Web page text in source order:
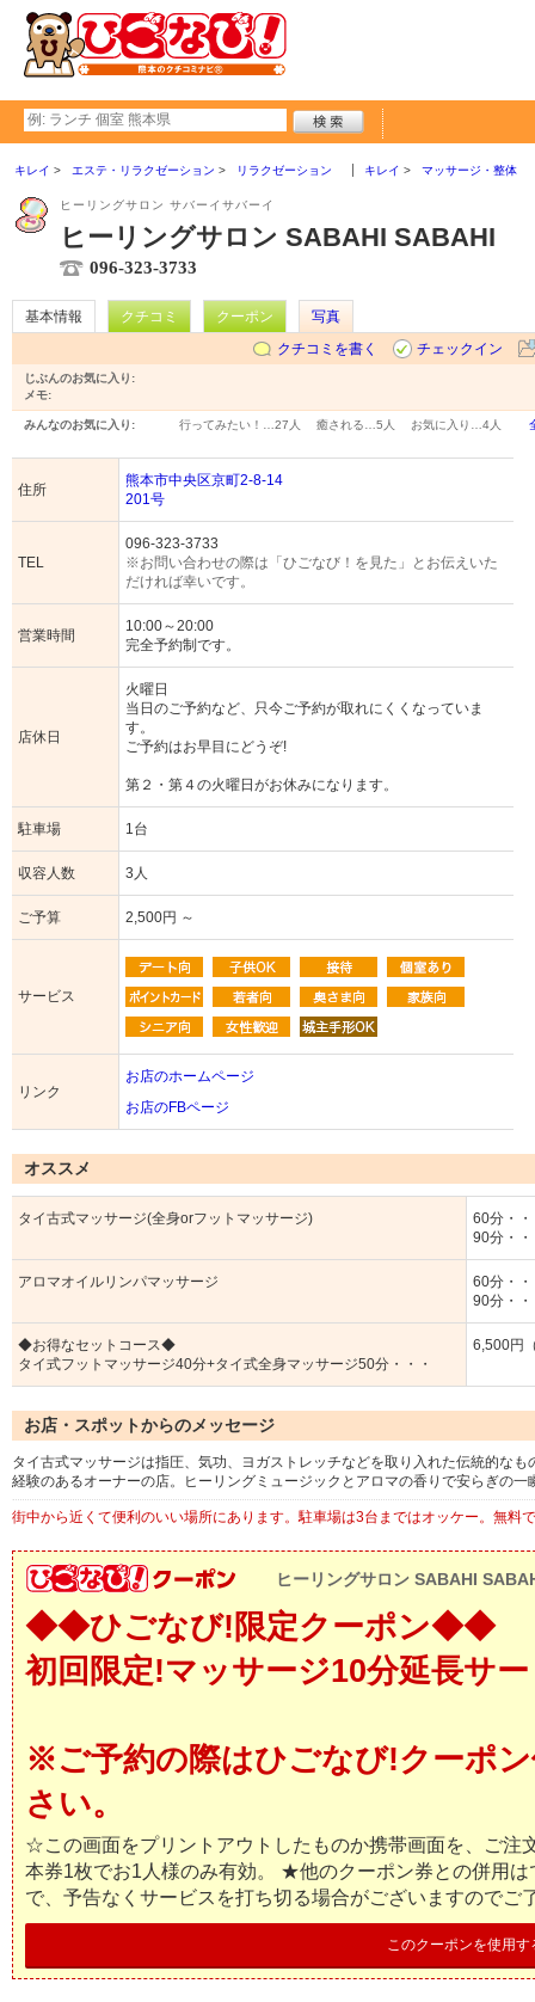
キレイ エステ・リラクゼーション リラクゼーション キレイ マッサージ・整体
ヒーリングサロン サバーイサバーイ
ヒーリングサロン SABAHI SABAHI
096-323-3733
基本情報 クチコミ クーポン
写真
クチコミを書く
チェックイン
じぶんのお気に入り:
メモ:
みんなのお気に入り: 行ってみたい！… 27人 癒される… 5人 お気に入り… 4人
住所
熊本市中央区京町2-8-14
201号
TEL
096-323-3733
※お問い合わせの際は「ひごなび！を見た」とお伝えいた
だければ幸いです。
営業時間
10:00～20:00
完全予約制です。
店休日
火曜日
当日のご予約など、只今ご予約が取れにくくなっていま
す。
ご予約はお早目にどうぞ!
第２・第４の火曜日がお休みになります。
駐車場 1台
収容人数 3人
ご予算 2,500円 ～
サービス
リンク
お店のホームページ
お店のFBページ
オススメ
タイ古式マッサージ(全身orフットマッサージ)
60分・
90分・
アロマオイルリンパマッサージ
60分・
90分・
◆お得なセットコース◆
タイ式フットマッサージ40分+タイ式全身マッサージ50分・・・
6,500円
お店・スポットからのメッセージ
タイ古式マッサージは指圧、気功、ヨガストレッチなどを取り入れた伝統的な
経験のあるオーナーの店。ヒーリングミュージックとアロマの香りで安らぎの
街中から近くて便利のいい場所にあります。駐車場は3台まではオッケー。
ヒーリングサロン SABAHI
◆◆ひごなび!限定クーポン◆◆
初回限定!マッサージ10分延長サ
※ご予約の際はひごなび!クーポ
さい。
☆この画面をプリントアウトしたものか携帯画面を、ご注
本券1枚でお1人様のみ有効。 ★他のクーポン券との併用
で、予告なくサービスを打ち切る場合がございますのでご
このクーポンを使用す